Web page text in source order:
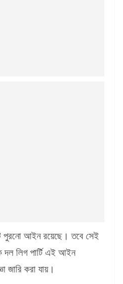
পুরনো আইন রয়েছে। তবে সেই
দল লিগ পার্টি এই আইন
জারি করা যায়।